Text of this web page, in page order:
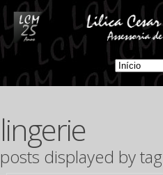
lingerie
posts displayed by tag